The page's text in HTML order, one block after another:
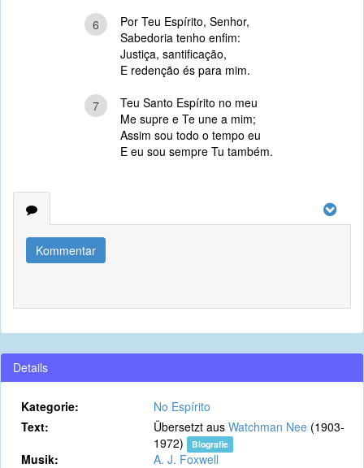
6
Por Teu Espírito, Senhor,
Sabedoria tenho enfim:
Justiça, santificação,
E redenção és para mim.
7
Teu Santo Espírito no meu
Me supre e Te une a mim;
Assim sou todo o tempo eu
E eu sou sempre Tu também.
Kommentar
Details
Kategorie:
No Espírito
Text:
Übersetzt aus Watchman Nee (1903-
1972)
Biografie
Musik:
A. J. Foxwell